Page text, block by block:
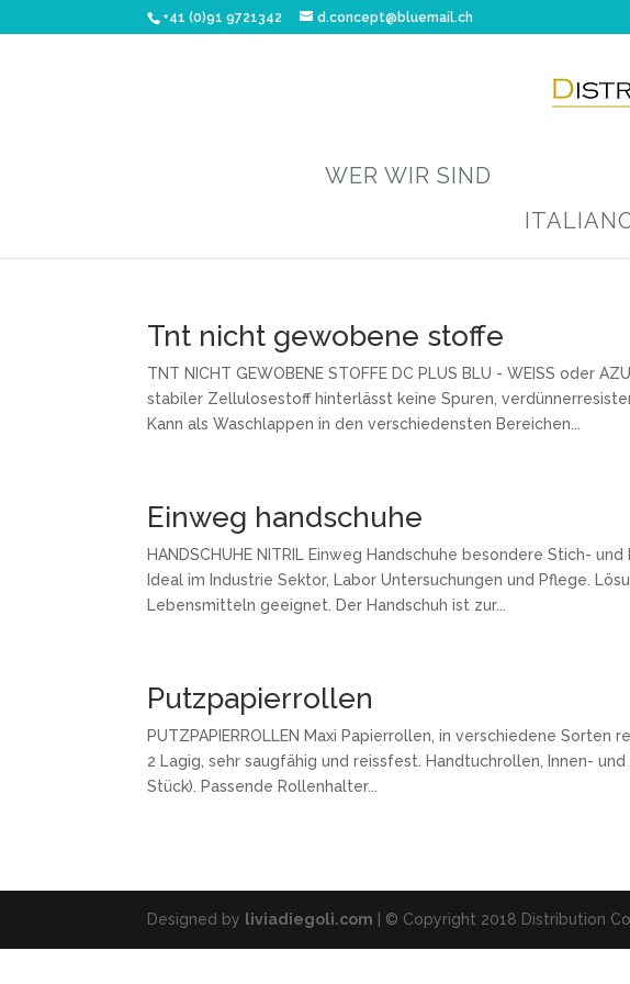
+41 (0)91 9721342 d.concept@bluemail.ch
WER WIR SIND
Tnt nicht gewobene stoffe
TNT NICHT GEWOBENE STOFFE DC PLUS BLU - WEISS oder
stabiler Zellulosestoff hinterlässt keine Spuren,
Kann als Waschlappen in den verschiedensten Bereichen...
Einweg handschuhe
HANDSCHUHE NITRIL Einweg Handschuhe besondere Stich-
Ideal im Industrie Sektor, Labor Untersuchungen und Pflege.
Lebensmitteln geeignet. Der Handschuh ist zur...
Putzpapierrollen
PUTZPAPIERROLLEN Maxi Papierrollen, in verschiedene
2 Lagig, sehr saugfähig und reissfest. Handtuchrollen, Innen-
Stück). Passende Rollenhalter...
Designed by liviadiegoli.com | © Copyright 2018 Distribution